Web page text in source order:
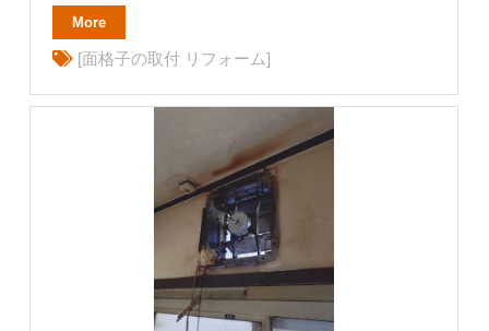
More
[面格子の取付 リフォーム]